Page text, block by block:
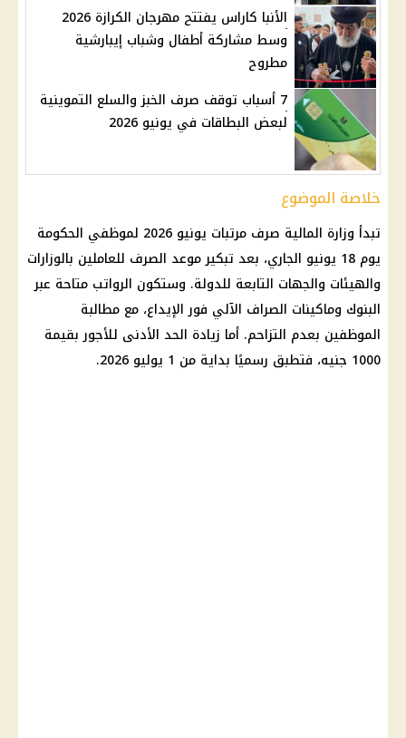
الأنبا كاراس يفتتح مهرجان الكرازة 2026
وسط مشاركة أطفال وشباب إيبارشية
مطروح
7 أسباب توقف صرف الخبز والسلع التموينية
لبعض البطاقات في يونيو 2026
خلاصة الموضوع
تبدأ وزارة المالية صرف مرتبات يونيو 2026 لموظفي الحكومة
يوم 18 يونيو الجاري، بعد تبكير موعد الصرف للعاملين بالوزارات
والهيئات والجهات التابعة للدولة. وستكون الرواتب متاحة عبر
البنوك وماكينات الصراف الآلي فور الإيداع، مع مطالبة
الموظفين بعدم التزاحم. أما زيادة الحد الأدنى للأجوربقيمة
1000 جنيه، فتطبق رسميًا بداية من 1 يوليو 2026.